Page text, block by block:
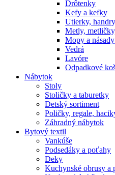
Drôtenky
Kefy a kefky
Utierky,
Metly,
Mopy a násady
Vedrá
Lavóre
Odpadkové
Nábytok
Stoly
Stoličky a taburetky
Detský sortiment
Poličky, regale,
Záhradný nábytok
Bytový textil
Vankúše
Podsedáky a poťahy
Deky
Kuchynské obrusy a